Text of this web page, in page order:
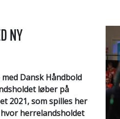
NY
Dansk Håndbold
løber på
2021, som spilles her
herrelandsholdet